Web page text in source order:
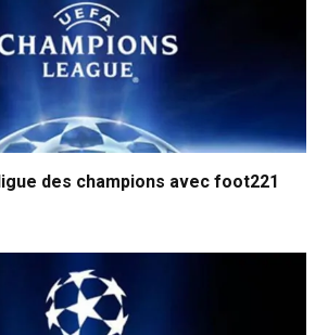
des champions avec foot221